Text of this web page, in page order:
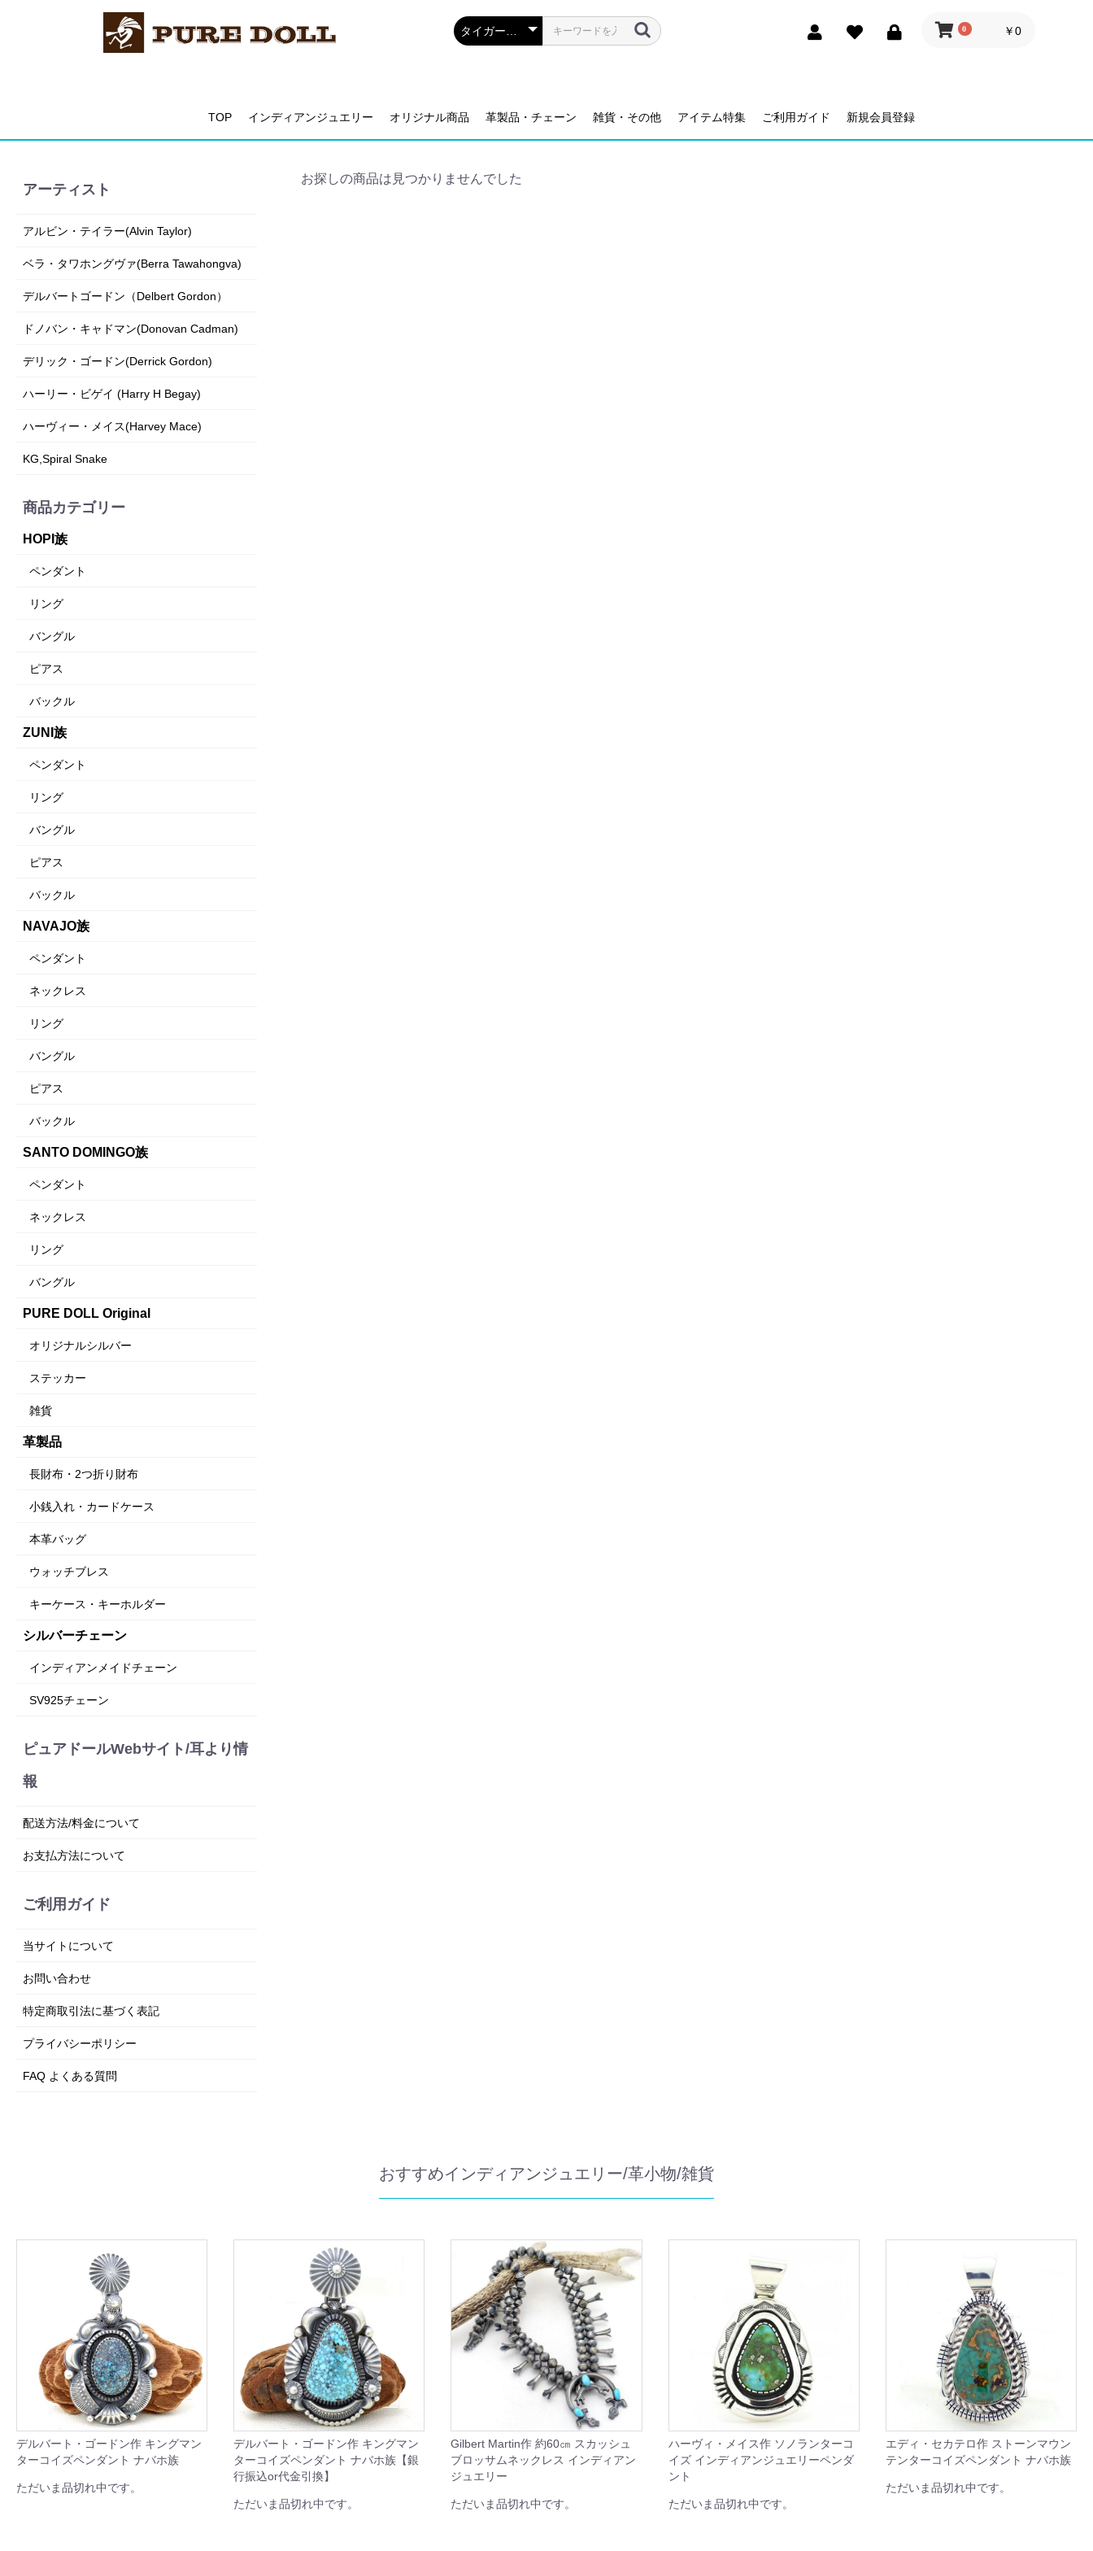
0 ￥0
TOP インディアンジュエリー オリジナル商品 革製品・チェーン 雑貨・その他 アイテム特集 ご利用ガイド 新規会員登録
アーティスト
アルビン・テイラー(Alvin Taylor)
ベラ・タワホングヴァ(Berra Tawahongva)
デルバートゴードン（Delbert Gordon）
ドノバン・キャドマン(Donovan Cadman)
デリック・ゴードン(Derrick Gordon)
ハーリー・ビゲイ (Harry H Begay)
ハーヴィー・メイス(Harvey Mace)
KG,Spiral Snake
商品カテゴリー
HOPI族
ペンダント
リング
バングル
ピアス
バックル
ZUNI族
ペンダント
リング
バングル
ピアス
バックル
NAVAJO族
ペンダント
ネックレス
リング
バングル
ピアス
バックル
SANTO DOMINGO族
ペンダント
ネックレス
リング
バングル
PURE DOLL Original
オリジナルシルバー
ステッカー
雑貨
革製品
長財布・2つ折り財布
小銭入れ・カードケース
本革バッグ
ウォッチブレス
キーケース・キーホルダー
シルバーチェーン
インディアンメイドチェーン
SV925チェーン
ピュアドールWebサイト/耳より情
報
配送方法/料金について
お支払方法について
ご利用ガイド
当サイトについて
お問い合わせ
特定商取引法に基づく表記
プライバシーポリシー
FAQ よくある質問
お探しの商品は見つかりませんでした
おすすめインディアンジュエリー/革小物/雑貨
デルバート・ゴードン作 キングマン
ターコイズペンダント ナバホ族
ただいま品切れ中です。
デルバート・ゴードン作 キングマン
ターコイズペンダント ナバホ族【銀
行振込or代金引換】
ただいま品切れ中です。
Gilbert Martin作 約60㎝ スカッシュ
ブロッサムネックレス インディアン
ジュエリー
ただいま品切れ中です。
ハーヴィ・メイス作 ソノランターコ
イズ インディアンジュエリーペンダ
ント
ただいま品切れ中です。
エディ・セカテロ作 ストーンマウン
テンターコイズペンダント ナバホ族
ただいま品切れ中です。